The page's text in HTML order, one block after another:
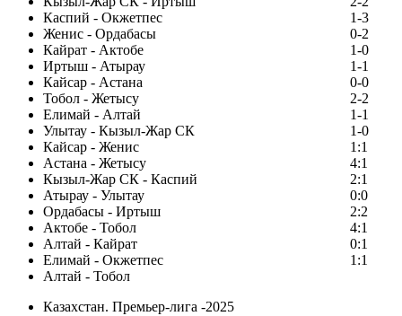
Каспий - Окжетпес
1-3
Женис - Ордабасы
0-2
Кайрат - Актобе
1-0
Иртыш - Атырау
1-1
Кайсар - Астана
0-0
Тобол - Жетысу
2-2
Елимай - Алтай
1-1
Улытау - Кызыл-Жар СК
1-0
Кайсар - Женис
1:1
Астана - Жетысу
4:1
Кызыл-Жар СК - Каспий
2:1
Атырау - Улытау
0:0
Ордабасы - Иртыш
2:2
Актобе - Тобол
4:1
Алтай - Кайрат
0:1
Елимай - Окжетпес
1:1
Алтай - Тобол
Казахстан. Премьер-лига -2025